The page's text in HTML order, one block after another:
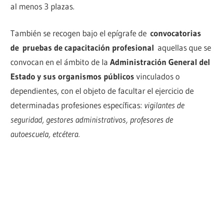
al menos 3 plazas.
También se recogen bajo el epígrafe deconvocatorias
de pruebas de capacitación profesional aquellas que se
convocan en el ámbito de laAdministración General del
Estado y sus organismos públicos vinculados o
dependientes, con el objeto de facultar el ejercicio de
determinadas profesiones específicas: vigilantes de
seguridad, gestores administrativos, profesores de
autoescuela, etcétera.